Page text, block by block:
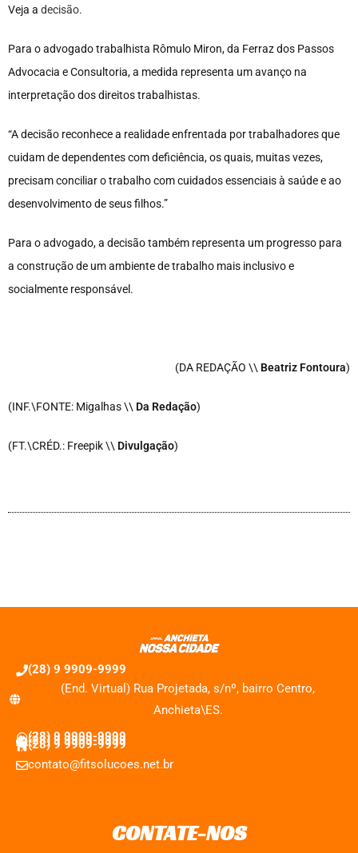
Veja a decisão.
Para o advogado trabalhista Rômulo Miron, da Ferraz dos Passos
Advocacia e Consultoria, a medida representa um avanço na
interpretação dos direitos trabalhistas.
“A decisão reconhece a realidade enfrentada por trabalhadores que
cuidam de dependentes com deficiência, os quais, muitas vezes,
precisam conciliar o trabalho com cuidados essenciais à saúde e ao
desenvolvimento de seus filhos.”
Para o advogado, a decisão também representa um progresso para
a construção de um ambiente de trabalho mais inclusivo e
socialmente responsável.
(DA REDAÇÃO \\ Beatriz Fontoura)
(INF.\FONTE: Migalhas \\ Da Redação)
(FT.\CRÉD.: Freepik \\ Divulgação)
(28) 9 9909-9999
(End. Virtual) Rua Projetada, s/nº, bairro Centro,
Anchieta\ES.
(28) 9 9909-9999
(28) 9 9909-9999
(28) 9 9909-9999
contato@fitsolucoes.net.br
CONTATE-NOS